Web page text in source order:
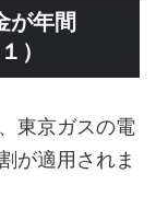
が年間
）
東京ガスの電
が適用されま